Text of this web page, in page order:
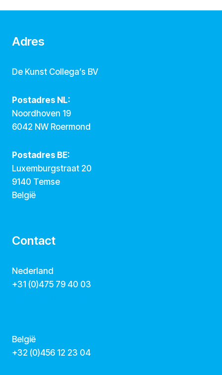
Adres
De Kunst Collega’s BV
Postadres NL:
Noordhoven 19
6042 NW Roermond
Postadres BE:
Luxemburgstraat 20
9140 Temse
België
Contact
Nederland
+31 (0)475 79 40 03
België
‭+32 (0)456 12 23 04‬